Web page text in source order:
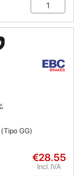
GG)
€28.55
Incl. IVA